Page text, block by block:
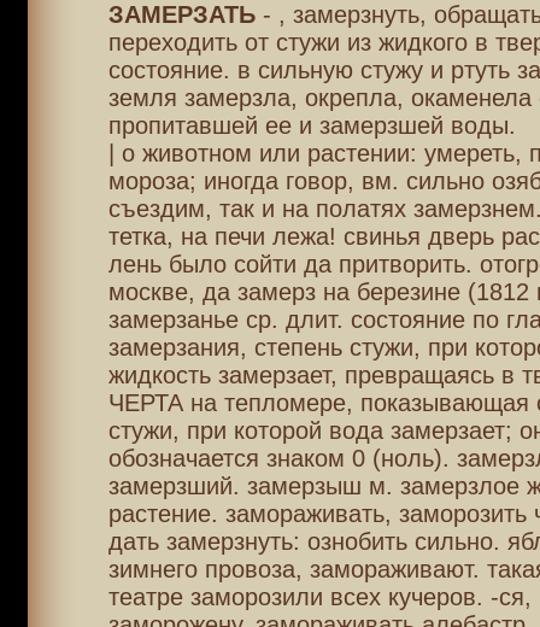
ЗАМЕРЗАТЬ- , замерзнуть,
переходить от стужи из жидкого в
состояние. в сильную стужу и ртуть
земля замерзла, окрепла, окаменела
пропитавшей ее и замерзшей воды.
| о животном или растении: умереть,
мороза; иногда говор, вм. сильно
съездим, так и на полатях
тетка, на печи лежа! свинья дверь
лень было сойти да притворить.
москве, да замерз на березине (1812
замерзанье ср. длит. состояние по
замерзания, степень стужи, при
жидкость замерзает, превращаясь в
ЧЕРТА на тепломере, показывающая
стужи, при которой вода замерзает;
обозначается знаком 0 (ноль).
замерзший. замерзыш м. замерзлое
растение. замораживать, заморозить
дать замерзнуть: ознобить сильно.
зимнего провоза, замораживают.
театре заморозили всех кучеров. -ся,